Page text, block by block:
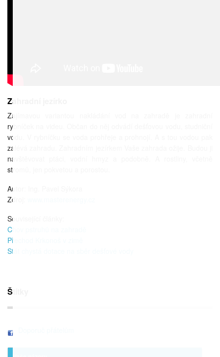
Zahradní jezírko
Zajímavou variantou nakládání vod na zahradě je zahradní
rybníček na videu. Občan do něj odvádí dešťovou vodu, studniční
vodu. V rybníčku se voda prohřeje a prohnojí. A s tou vodou pak
zalévá zahradu. Zahradním jezírkem Vaše zahrada ožije. Budou ji
navštěvovat ptáci, vodní hmyz a podobně. A rostliny, včetně
stromů, jen pokvetou a porostou.
Autor: Ing. Pavel Sýkora
Zdroj:
Související články:
Chov pstruhů na zahradě
Přechod Krkonoš v zimě
Stát chystá dotace na sběr dešťové vody
Štítky